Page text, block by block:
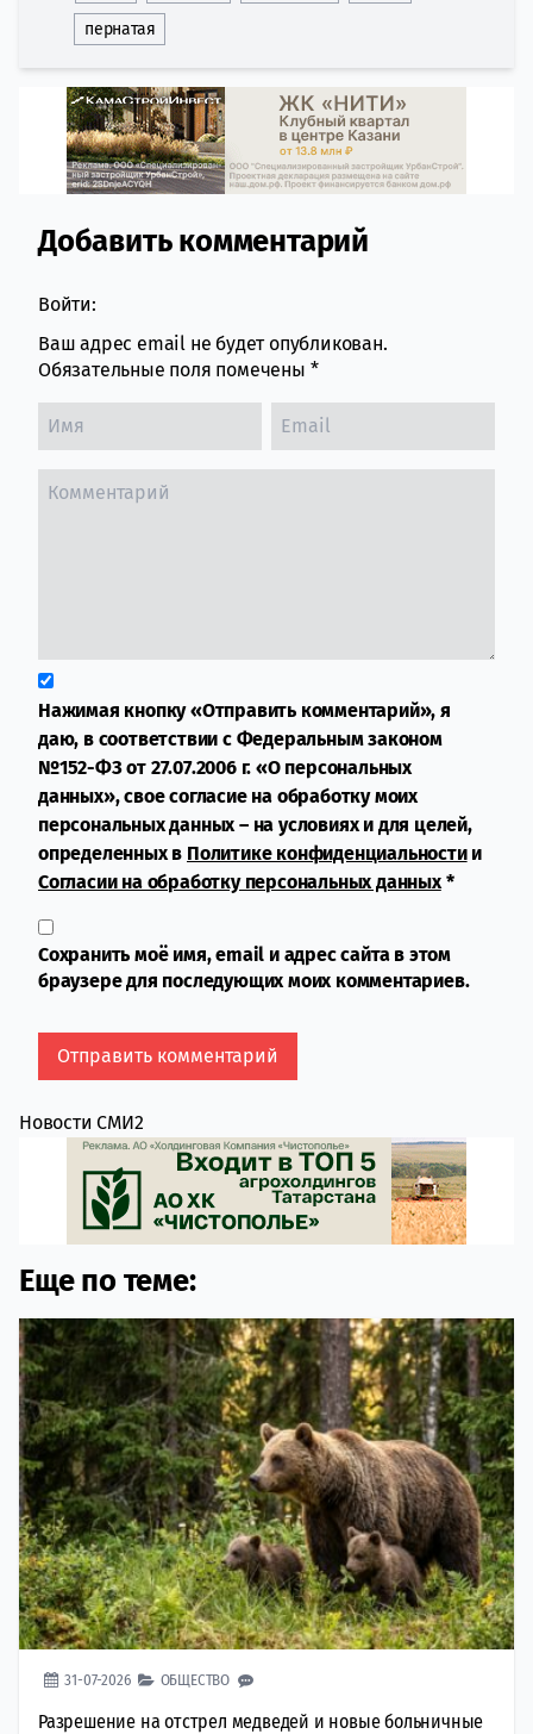
пернатая
Comment section
Добавить комментарий
Войти:
Ваш адрес email не будет опубликован.
Обязательные поля помечены *
Нажимая кнопку «Отправить комментарий», я
даю, в соответствии с Федеральным законом
№152-ФЗ от 27.07.2006 г. «О персональных
данных», свое согласие на обработку моих
персональных данных – на условиях и для целей,
определенных в Политике конфиденциальностии
Согласии на обработку персональных данных*
Сохранить моё имя, email и адрес сайта в этом
браузере для последующих моих комментариев.
Новости СМИ2
Еще по теме:
31-07-2026 ОБЩЕСТВО
Разрешение на отстрел медведей и новые больничные